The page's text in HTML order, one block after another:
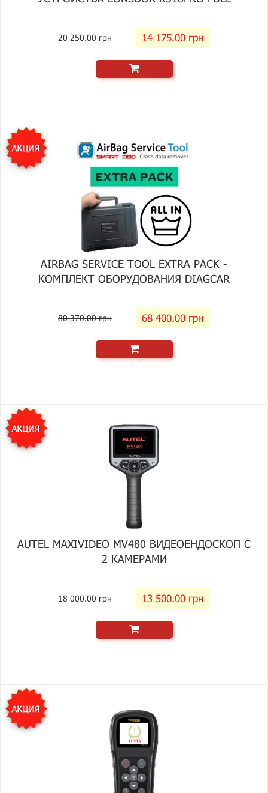
20 250.00 грн 14 175.00 грн
AIRBAG SERVICE TOOL EXTRA PACK -
КОМПЛЕКТ ОБОРУДОВАНИЯ DIAGCAR
80 370.00 грн 68 400.00 грн
AUTEL MAXIVIDEO MV480 ВИДЕОЕНДОСКОП С
2 КАМЕРАМИ
18 000.00 грн 13 500.00 грн